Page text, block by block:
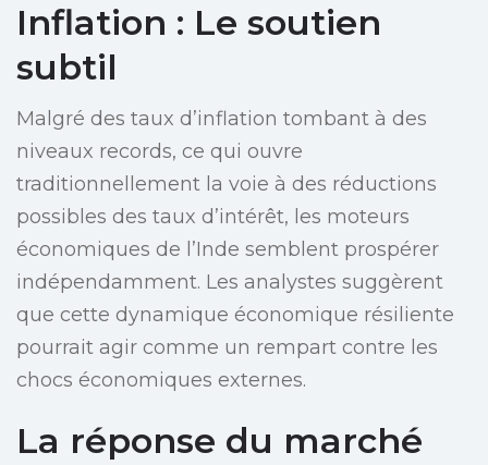
Inflation : Le soutien
subtil
Malgré des taux d’inflation tombant à des
niveaux records, ce qui ouvre
traditionnellement la voie à des réductions
possibles des taux d’intérêt, les moteurs
économiques de l’Inde semblent prospérer
indépendamment. Les analystes suggèrent
que cette dynamique économique résiliente
pourrait agir comme un rempart contre les
chocs économiques externes.
La réponse du marché